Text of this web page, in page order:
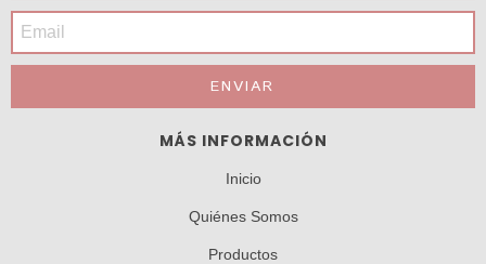
MÁS INFORMACIÓN
Inicio
Quiénes Somos
Productos